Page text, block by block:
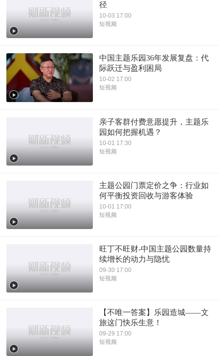
径
10-03 17:00
短视频
中国主题乐园36年发展复盘：代
际跃迁与盈利困局
10-02 17:00
短视频
亲子客群付费意愿提升，主题乐
园如何把握机遇？
10-01 17:30
短视频
主题公园门票定价之争：行业如
何平衡投资回收与游客体验
10-01 17:00
短视频
旺丁不旺财-中国主题公园数量持
续增长的动力与隐忧
09-30 17:00
短视频
【不唯一答案】乐园造城——文
旅这门快乐生意！
09-29 17:00
短视频